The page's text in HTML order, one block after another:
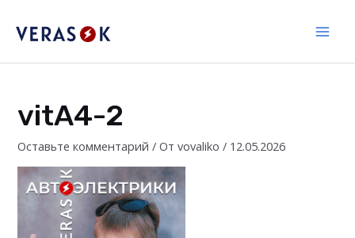
vitA4-2
Оставьте комментарий / Отvovaliko/ 12.05.2026